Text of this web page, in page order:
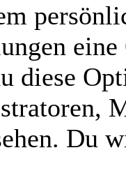
diese
Du